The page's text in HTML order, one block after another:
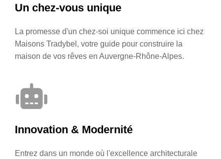
Un chez-vous unique
La promesse d'un chez-soi unique commence ici chez
Maisons Tradybel, votre guide pour construire la
maison de vos rêves en Auvergne-Rhône-Alpes.
Innovation & Modernité
Entrez dans un monde où l'excellence architecturale